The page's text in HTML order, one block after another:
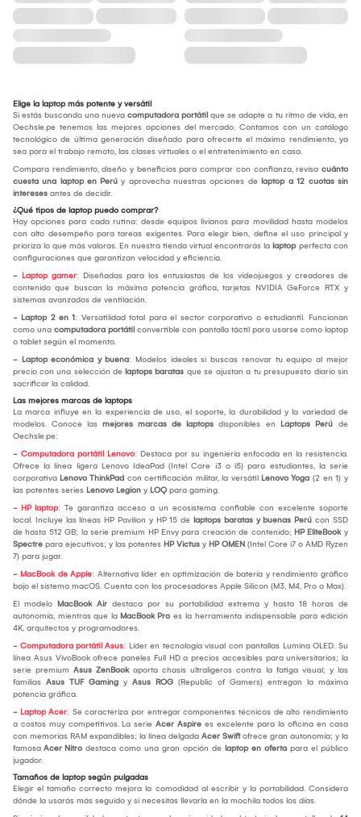
Elige la laptop más potente y versátil
Si estás buscando una nueva computadora portátil que se adapte a tu ritmo de vida, en
Oechsle.pe tenemos las mejores opciones del mercado. Contamos con un catálogo
tecnológico de última generación diseñado para ofrecerte el máximo rendimiento, ya
sea para el trabajo remoto, las clases virtuales o el entretenimiento en casa.
Compara rendimiento, diseño y beneficios para comprar con confianza, revisa cuánto
cuesta una laptop en Perú y aprovecha nuestras opciones de laptop a 12 cuotas sin
intereses antes de decidir.
¿Qué tipos de laptop puedo comprar?
Hay opciones para cada rutina: desde equipos livianos para movilidad hasta modelos
con alto desempeño para tareas exigentes. Para elegir bien, define el uso principal y
prioriza lo que más valoras. En nuestra tienda virtual encontrarás la laptopperfecta con
configuraciones que garantizan velocidad y eficiencia.
- Laptop gamer: Diseñadas para los entusiastas de los videojuegos y creadores de
contenido que buscan la máxima potencia gráfica, tarjetas NVIDIA GeForce RTX y
sistemas avanzados de ventilación.
- Laptop 2 en 1: Versatilidad total para el sector corporativo o estudiantil. Funcionan
como una computadora portátil convertible con pantalla táctil para usarse como laptop
o tablet según el momento.
- Laptop económica y buena: Modelos ideales si buscas renovar tu equipo al mejor
precio con una selección de laptops baratas que se ajustan a tu presupuesto diario sin
sacrificar la calidad.
Las mejores marcas de laptops
La marca influye en la experiencia de uso, el soporte, la durabilidad y la variedad de
modelos. Conoce las mejores marcas de laptops disponibles en Laptops Perú de
Oechsle.pe:
- Computadora portátil Lenovo: Destaca por su ingeniería enfocada en la resistencia.
Ofrece la línea ligera Lenovo IdeaPad (Intel Core i3 o i5) para estudiantes, la serie
corporativa Lenovo ThinkPad con certificación militar, la versátil Lenovo Yoga (2 en 1) y
las potentes series Lenovo Legion y LOQ para gaming.
- HP laptop: Te garantiza acceso a un ecosistema confiable con excelente soporte
local. Incluye las líneas HP Pavilion y HP 15 de laptops baratas y buenas Perú con SSD
de hasta 512 GB; la serie premium HP Envy para creación de contenido; HP EliteBooky
Spectre para ejecutivos; y las potentes HP Victus y HP OMEN (Intel Core i7 o AMD Ryzen
7) para jugar.
- MacBook de Apple: Alternativa líder en optimización de batería y rendimiento gráfico
bajo el sistema macOS. Cuenta con los procesadores Apple Silicon (M3, M4, Pro o Max).
El modelo MacBook Air destaca por su portabilidad extrema y hasta 18 horas de
autonomía, mientras que la MacBook Pro es la herramienta indispensable para edición
4K, arquitectos y programadores.
- Computadora portátil Asus: Líder en tecnología visual con pantallas Lumina OLED. Su
línea Asus VivoBook ofrece paneles Full HD a precios accesibles para universitarios; la
serie premium Asus ZenBookaporta chasis ultraligeros contra la fatiga visual; y las
familias Asus TUF Gaming y Asus ROG (Republic of Gamers) entregan la máxima
potencia gráfica.
- Laptop Acer: Se caracteriza por entregar componentes técnicos de alto rendimiento
a costos muy competitivos. La serie Acer Aspire es excelente para la oficina en casa
con memorias RAM expandibles; la línea delgada Acer Swiftofrece gran autonomía; y la
famosa Acer Nitro destaca como una gran opción de laptop en oferta para el público
jugador.
Tamaños de laptop según pulgadas
Elegir el tamaño correcto mejora la comodidad al escribir y la portabilidad. Considera
dónde la usarás más seguido y si necesitas llevarla en la mochila todos los días.